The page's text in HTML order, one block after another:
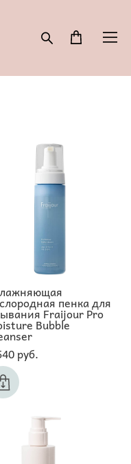
пенка для
Fraijour Pro
Bubble
pуб.